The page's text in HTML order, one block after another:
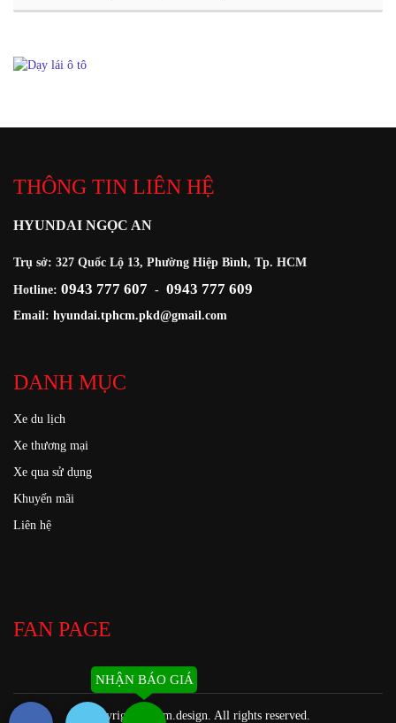
THÔNG TIN LIÊN HỆ
HYUNDAI NGỌC AN
Trụ sở: 327 Quốc Lộ 13, Phường Hiệp Bình, Tp. HCM
Hotline: 0943 777 607 - 0943 777 609
Email: hyundai.tphcm.pkd@gmail.com
DANH MỤC
Xe du lịch
Xe thương mại
Xe qua sử dụng
Khuyến mãi
Liên hệ
FAN PAGE
Copyright © kim.design . All rights reserved.
NHẬN BÁO GIÁ